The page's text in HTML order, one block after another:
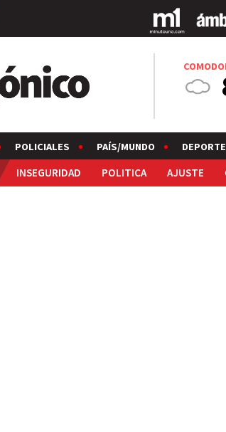
POLICIALES PAÍS/MUNDO
INSEGURIDAD POLITICA AJUSTE